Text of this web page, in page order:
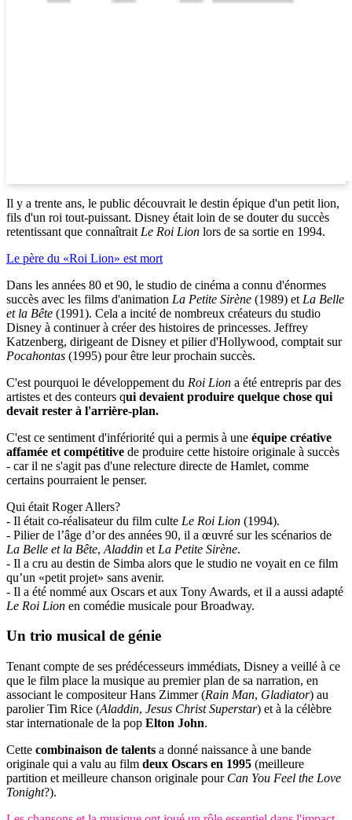
Il y a trente ans, le public découvrait le destin épique d'un petit lion,
fils d'un roi tout-puissant. Disney était loin de se douter du succès
retentissant que connaîtrait Le Roi Lion lors de sa sortie en 1994.
Le père du «Roi Lion» est mort
Dans les années 80 et 90, le studio de cinéma a connu d'énormes
succès avec les films d'animation La Petite Sirène (1989) et La Belle
et la Bête (1991). Cela a incité de nombreux créateurs du studio
Disney à continuer à créer des histoires de princesses. Jeffrey
Katzenberg, dirigeant de Disney et pilier d'Hollywood, comptait sur
Pocahontas (1995) pour être leur prochain succès.
C'est pourquoi le développement du Roi Lion a été entrepris par des
artistes et des conteurs qui devaient produire quelque chose qui
devait rester à l'arrière-plan.
C'est ce sentiment d'infériorité qui a permis à une équipe créative
affamée et compétitive de produire cette histoire originale à succès
- car il ne s'agit pas d'une relecture directe de Hamlet, comme
certains pourraient le penser.
Qui était Roger Allers?
- Il était co-réalisateur du film culte Le Roi Lion (1994).
- Pilier de l’âge d’or des années 90, il a œuvré sur les scénarios de
La Belle et la Bête, Aladdin et La Petite Sirène.
- Il a cru au destin de Simba alors que le studio ne voyait en ce film
qu’un «petit projet» sans avenir.
- Il a été nommé aux Oscars et aux Tony Awards, et il a aussi adapté
Le Roi Lion en comédie musicale pour Broadway.
Un trio musical de génie
Tenant compte de ses prédécesseurs immédiats, Disney a veillé à ce
que le film place la musique au premier plan de sa narration, en
associant le compositeur Hans Zimmer (Rain Man, Gladiator) au
parolier Tim Rice (Aladdin, Jesus Christ Superstar) et à la célèbre
star internationale de la pop Elton John.
Cette combinaison de talents a donné naissance à une bande
originale qui a valu au film deux Oscars en 1995 (meilleure
partition et meilleure chanson originale pour Can You Feel the Love
Tonight?).